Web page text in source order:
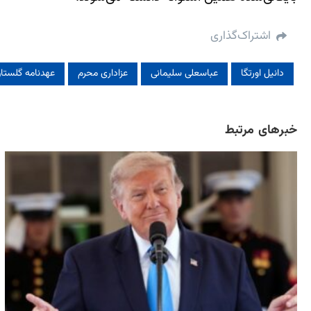
اشتراک‌گذاری
دانیل اورتگا عباسعلی سلیمانی عزاداری محرم عهدنامه
خبرهای مرتبط